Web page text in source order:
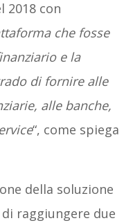
2018 con
che fosse
e la
di fornire alle
alle banche,
“, come spiega
della soluzione
raggiungere due